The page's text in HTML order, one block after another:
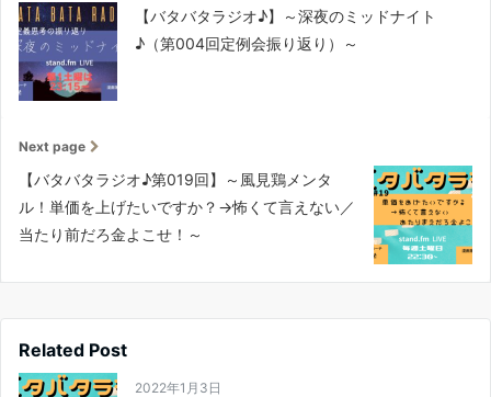
【バタバタラジオ♪】～深夜のミッドナイト
♪（第004回定例会振り返り）～
Next page
【バタバタラジオ♪第019回】～風見鶏メンタ
ル！単価を上げたいですか？→怖くて言えない／
当たり前だろ金よこせ！～
Related Post
2022年1月3日